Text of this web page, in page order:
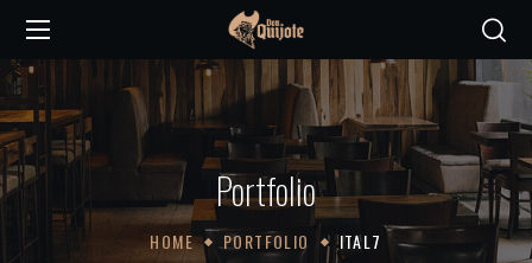
Portfolio
HOME PORTFOLIO ITAL7